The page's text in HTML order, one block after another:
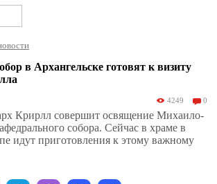
в Архангельске готовят к визиту
4249 0
Крирлл совершит освящение Михаило-
собора. Сейчас в храме в
идут приготовления к этому важному